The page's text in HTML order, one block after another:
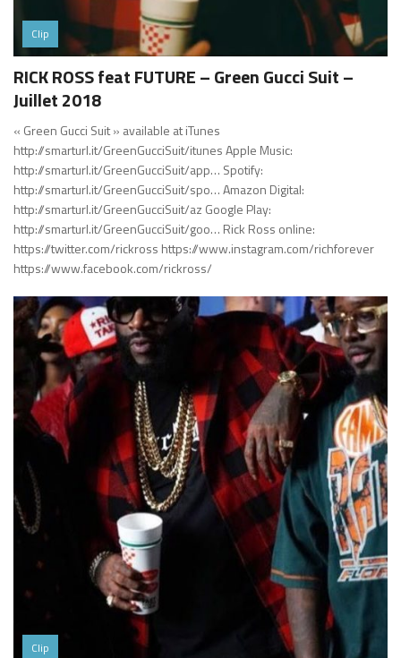
Clip
RICK ROSS feat FUTURE – Green Gucci Suit –
Juillet 2018
« Green Gucci Suit » available at iTunes
http://smarturl.it/GreenGucciSuit/itunes Apple Music:
http://smarturl.it/GreenGucciSuit/app… Spotify:
http://smarturl.it/GreenGucciSuit/spo… Amazon Digital:
http://smarturl.it/GreenGucciSuit/az Google Play:
http://smarturl.it/GreenGucciSuit/goo… Rick Ross online:
https://twitter.com/rickross https://www.instagram.com/richforever
https://www.facebook.com/rickross/
Clip